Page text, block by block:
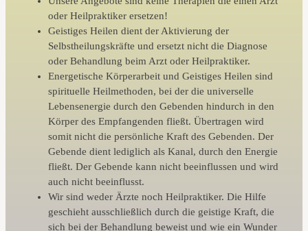
oder Heilpraktiker ersetzen!
Geistiges Heilen dient der Aktivierung der
Selbstheilungskräfte und ersetzt nicht die Diagnose
oder Behandlung beim Arzt oder Heilpraktiker.
Energetische Körperarbeit und Geistiges Heilen sind
spirituelle Heilmethoden, bei der die universelle
Lebensenergie durch den Gebenden hindurch in den
Körper des Empfangenden fließt. Übertragen wird
somit nicht die persönliche Kraft des Gebenden. Der
Gebende dient lediglich als Kanal, durch den Energie
fließt. Der Gebende kann nicht beeinflussen und wird
auch nicht beeinflusst.
Wir sind weder Ärzte noch Heilpraktiker. Die Hilfe
geschieht ausschließlich durch die geistige Kraft, die
sich bei der Behandlung beweist und wie ein Wunder